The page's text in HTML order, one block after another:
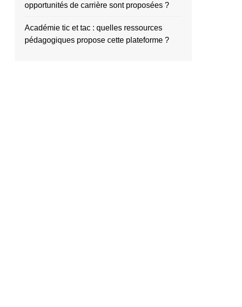
opportunités de carrière sont proposées ?
Académie tic et tac : quelles ressources
pédagogiques propose cette plateforme ?